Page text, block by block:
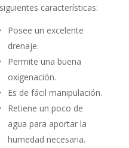
siguientes características:
Posee un excelente
drenaje.
Permite una buena
oxigenación.
Es de fácil manipulación.
Retiene un poco de
agua para aportar la
humedad necesaria.